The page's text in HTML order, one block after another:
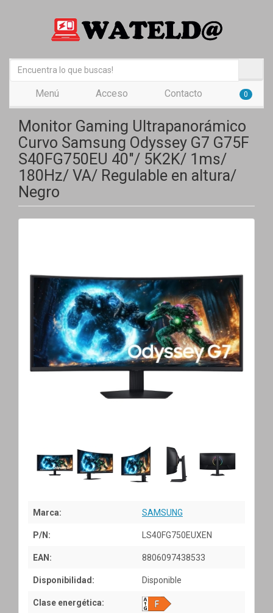
Menú Acceso Contacto 0
Monitor Gaming Ultrapanorámico
Curvo Samsung Odyssey G7 G75F
S40FG750EU 40"/ 5K2K/ 1ms/
180Hz/ VA/ Regulable en altura/
Negro
Marca: SAMSUNG
P/N: LS40FG750EUXEN
EAN: 8806097438533
Disponibilidad: Disponible
Clase energética: